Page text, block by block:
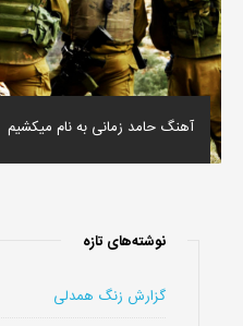
آهنگ حامد زمانی به نام میکشیم
نوشته‌های تازه
گزارش زنگ همدلی